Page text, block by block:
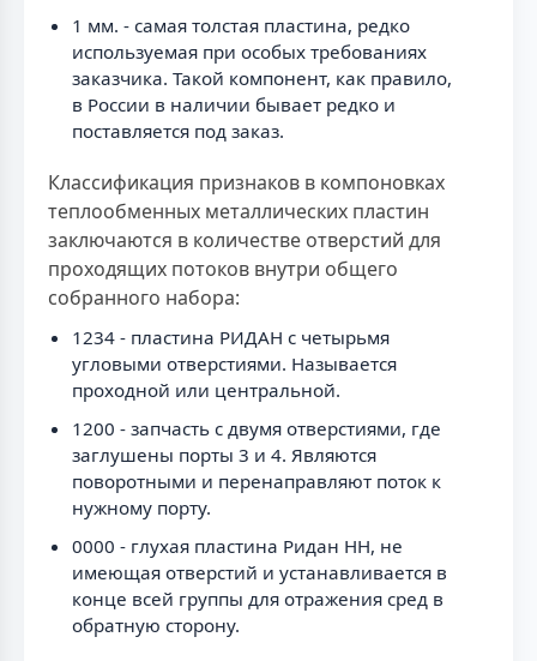
1 мм. - самая толстая пластина, редко
используемая при особых требованиях
заказчика. Такой компонент, как правило,
в России в наличии бывает редко и
поставляется под заказ.
Классификация признаков в компоновках
теплообменных металлических пластин
заключаются в количестве отверстий для
проходящих потоков внутри общего
собранного набора:
1234 - пластина РИДАН с четырьмя
угловыми отверстиями. Называется
проходной или центральной.
1200 - запчасть с двумя отверстиями, где
заглушены порты 3 и 4. Являются
поворотными и перенаправляют поток к
нужному порту.
0000 - глухая пластина Ридан НН, не
имеющая отверстий и устанавливается в
конце всей группы для отражения сред в
обратную сторону.